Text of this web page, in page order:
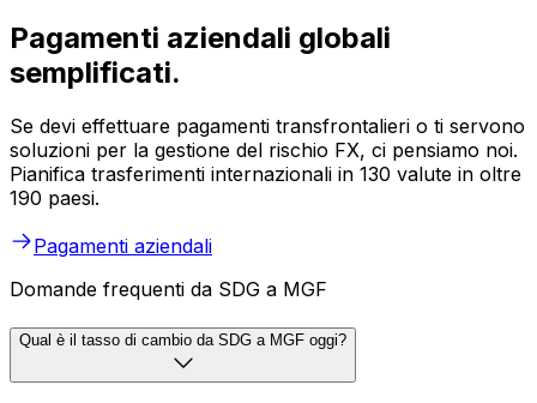
Pagamenti aziendali globali
semplificati.
Se devi effettuare pagamenti transfrontalieri o ti servono
soluzioni per la gestione del rischio FX, ci pensiamo noi.
Pianifica trasferimenti internazionali in 130 valute in oltre
190 paesi.
Pagamenti aziendali
Domande frequenti da SDG a MGF
Qual è il tasso di cambio da SDG a MGF oggi?